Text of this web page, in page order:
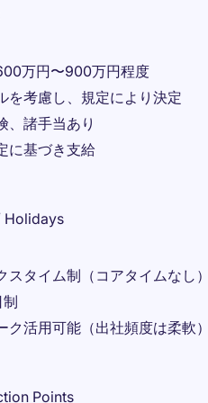
万円〜900万円程度
を考慮し、規定により決定
、諸手当あり
に基づき支給
Holidays
スタイム制（コアタイムなし
ク活用可能（出社頻度は柔軟
Points